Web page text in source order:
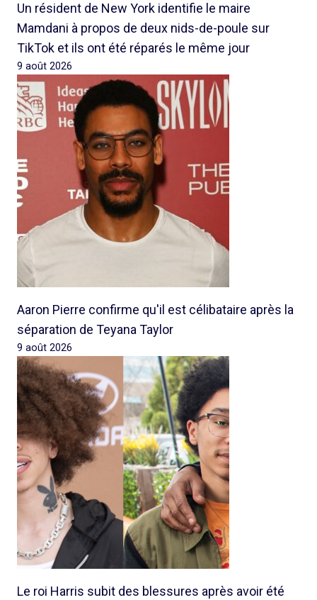
Un résident de New York identifie le maire
Mamdani à propos de deux nids-de-poule sur
TikTok et ils ont été réparés le même jour
9 août 2026
Aaron Pierre confirme qu'il est célibataire après la
séparation de Teyana Taylor
9 août 2026
Le roi Harris subit des blessures après avoir été